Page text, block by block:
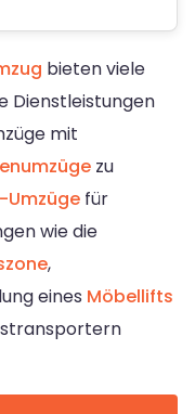
bieten viele
Dienstleistungen
mit
zu
Umzüge für
wie die
,
eines Möbellifts